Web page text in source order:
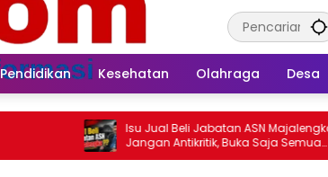
Pendidikan Kesehatan Olahraga Desa
Isu Jual Beli Jabatan ASN Majalengka:
Jangan Antikritik, Buka Saja Semua
Proses Rotasi dan Mutasi Jabatan